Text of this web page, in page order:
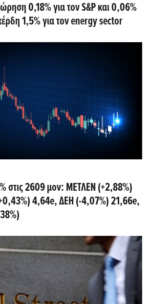
0,18% για τον S&P και 0,06%
1,5% για τον energy sector
στις 2609 μον: ΜΕΤΛΕΝ (+2,88%)
4,64e, ΔΕΗ (-4,07%) 21,66e,